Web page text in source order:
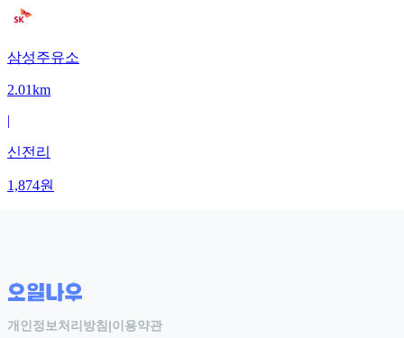
삼성주유소
2.01km
|
신전리
1,874원
개인정보처리방침 |이용약관